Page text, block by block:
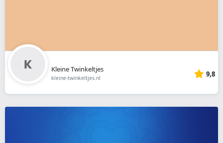
Kleine Twinkeltjes
kleine-twinkeltjes.nl 9,8